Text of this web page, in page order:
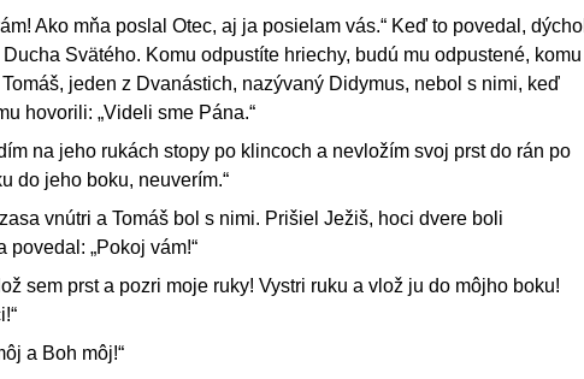
Ako mňa poslal Otec, aj ja posielam vás.“ Keď to povedal, dýchol
Svätého. Komu odpustíte hriechy, budú mu odpustené, komu
jeden z Dvanástich, nazývaný Didymus, nebol s nimi, keď
hovorili: „Videli sme Pána.“
na jeho rukách stopy po klincoch a nevložím svoj prst do rán po
do jeho boku, neuverím.“
vnútri a Tomáš bol s nimi. Prišiel Ježiš, hoci dvere boli
povedal: „Pokoj vám!“
sem prst a pozri moje ruky! Vystri ruku a vlož ju do môjho boku!
a Boh môj!“